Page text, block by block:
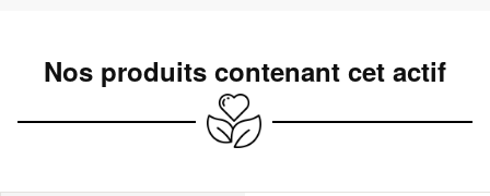
Nos produits contenant cet actif